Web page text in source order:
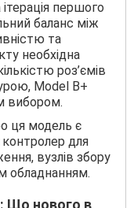
першого
баланс між
та
необхідна
роз’ємів
Model B+
вибором.
ця модель є
для
вузлів збору
обладнанням.
Що нового в